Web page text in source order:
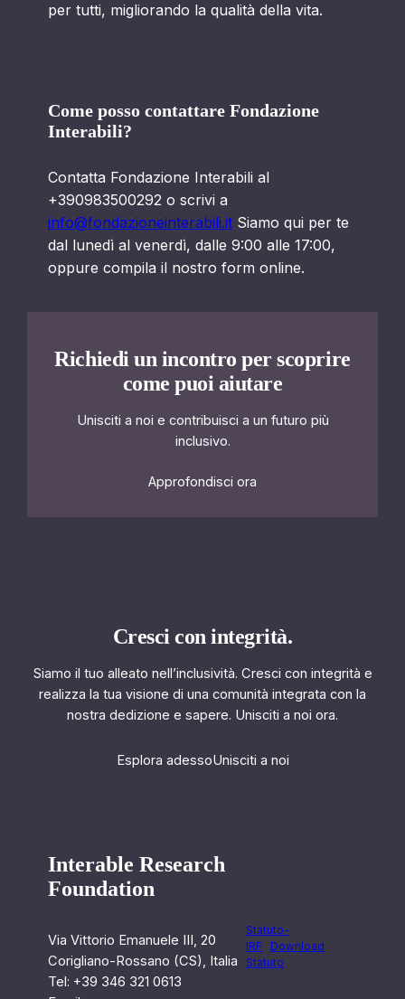
per tutti, migliorando la qualità della vita.
Come posso contattare Fondazione
Interabili?
Contatta Fondazione Interabili al
+390983500292 o scrivi a
info@fondazioneinterabili.itSiamo qui per te
dal lunedì al venerdì, dalle 9:00 alle 17:00,
oppure compila il nostro form online.
Richiedi un incontro per scoprire
come puoi aiutare
Unisciti a noi e contribuisci a un futuro più
inclusivo.
Approfondisci ora
Cresci con integrità.
Siamo il tuo alleato nell’inclusività. Cresci con integrità e
realizza la tua visione di una comunità integrata con la
nostra dedizione e sapere. Unisciti a noi ora.
Esplora adessoUnisciti a noi
Interable Research
Foundation
Via Vittorio Emanuele III, 20
Corigliano-Rossano (CS), Italia
Tel: +39 346 321 0613
Statuto-
IRF
Download
Statuto